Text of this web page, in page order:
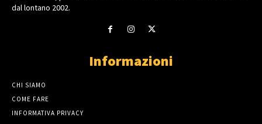
dal lontano 2002.
Informazioni
CHI SIAMO
COME FARE
INFORMATIVA PRIVACY